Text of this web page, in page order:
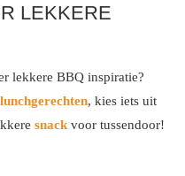
LEKKERE
lekkere BBQ inspiratie?
lunchgerechten, kies iets uit
snack voor tussendoor!